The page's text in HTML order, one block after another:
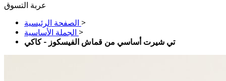
عربة التسوق
الصفحة الرئيسية >
الجملة الأساسية >
تي شيرت أساسي من قماش الفيسكوز - كاكي